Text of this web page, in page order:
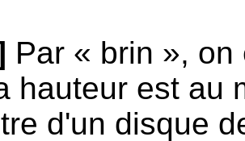
Par « brin »,
hauteur est au
d'un disque